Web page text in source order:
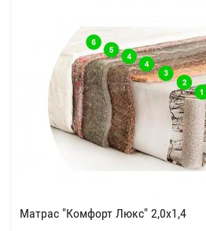
Матрас "Комфорт Люкс" 2,0x1,4